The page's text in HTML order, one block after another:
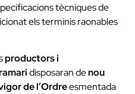
tècniques de
els terminis raonables
productors i
disposaran denou
de l’Ordreesmentada